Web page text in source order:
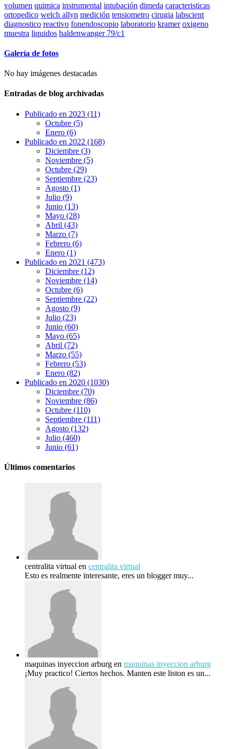
volumen quimica instrumental intubación dimeda caracteristicas
ortopedico welch allyn medición tensiometro cirugia labscient
diagnostico reactivo fonendoscopio laboratorio kramer oxigeno
muestra liquidos haldenwanger 79/c1
Galería de fotos
No hay imágenes destacadas
Entradas de blog archivadas
Publicado en 2023 (11)
Octubre (5)
Enero (6)
Publicado en 2022 (168)
Diciembre (3)
Noviembre (5)
Octubre (29)
Septiembre (23)
Agosto (1)
Julio (9)
Junio (13)
Mayo (28)
Abril (43)
Marzo (7)
Febrero (6)
Enero (1)
Publicado en 2021 (473)
Diciembre (12)
Noviembre (14)
Octubre (6)
Septiembre (22)
Agosto (9)
Julio (23)
Junio (60)
Mayo (65)
Abril (72)
Marzo (55)
Febrero (53)
Enero (82)
Publicado en 2020 (1030)
Diciembre (70)
Noviembre (86)
Octubre (110)
Septiembre (111)
Agosto (132)
Julio (460)
Junio (61)
Últimos comentarios
centralita virtual en centralita virtual
Esto es realmente interesante, eres un blogger muy...
maquinas inyeccion arburg en maquinas inyeccion arburg
¡Muy practico! Ciertos hechos. Manten este liston es un...